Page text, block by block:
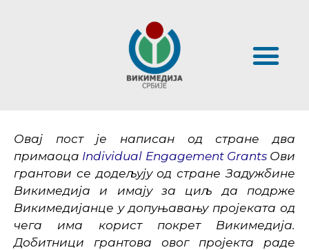
Овај пост је написан од стране два
примаоцa Individual Engagement Grants Ови
грантови се додељују од стране Задужбине
Викимедија и имају за циљ да подрже
Викимедијанце у допуњавању пројеката од
чега има корист покрет Викимедија.
Добитници грантова овог пројекта раде